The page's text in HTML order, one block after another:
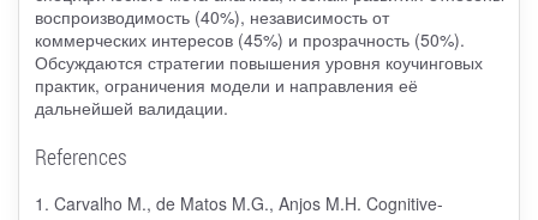
воспроизводимость (40%), независимость от
коммерческих интересов (45%) и прозрачность (50%).
Обсуждаются стратегии повышения уровня коучинговых
практик, ограничения модели и направления её
дальнейшей валидации.
References
1. Carvalho M., de Matos M.G., Anjos M.H. Cognitive-